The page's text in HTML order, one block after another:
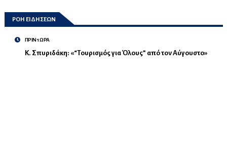
ΡΟΗ ΕΙΔΗΣΕΩΝ
ΠΡΙΝ 1 ΩΡΑ
Κ. Σπυριδάκη: «“Τουρισμός για Όλους” από τον Αύγουστο»